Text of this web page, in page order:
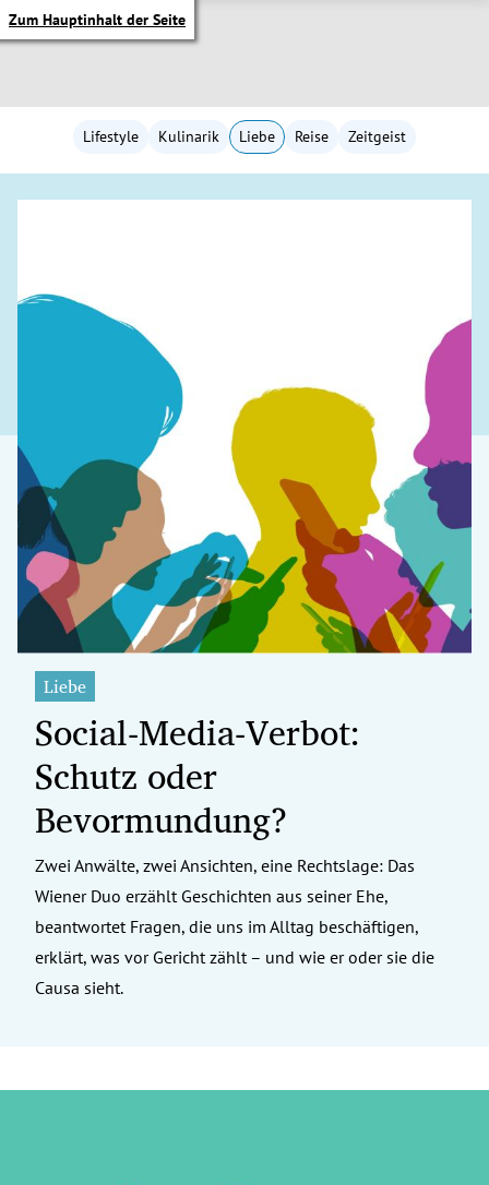
Zum Hauptinhalt der Seite
Untermenü
Untermenü
Untermenü
Untermenü
Untermenü
Untermenü
Untermenü
Untermenü
Untermenü
Untermenü
Lifestyle Kulinarik Liebe Reise Zeitgeist
Liebe
Social-Media-Verbot:
Schutz oder
Bevormundung?
Zwei Anwälte, zwei Ansichten, eine Rechtslage: Das
Wiener Duo erzählt Geschichten aus seiner Ehe,
beantwortet Fragen, die uns im Alltag beschäftigen,
erklärt, was vor Gericht zählt – und wie er oder sie die
Causa sieht.